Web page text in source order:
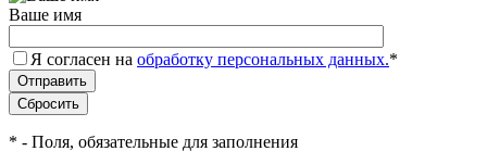
Ваше имя
Я согласен на обработку персональных данных.*
* - Поля, обязательные для заполнения